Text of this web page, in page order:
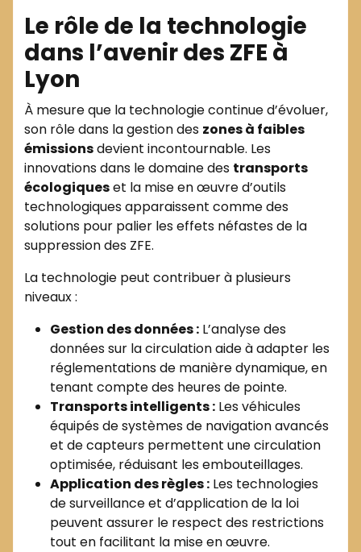
Le rôle de la technologie
dans l’avenir des ZFE à
Lyon
À mesure que la technologie continue d’évoluer,
son rôle dans la gestion des zones à faibles
émissionsdevient incontournable. Les
innovations dans le domaine des transports
écologiqueset la mise en œuvre d’outils
technologiques apparaissent comme des
solutions pour palier les effets néfastes de la
suppression des ZFE.
La technologie peut contribuer à plusieurs
niveaux :
Gestion des données : L’analyse des
données sur la circulation aide à adapter les
réglementations de manière dynamique, en
tenant compte des heures de pointe.
Transports intelligents : Les véhicules
équipés de systèmes de navigation avancés
et de capteurs permettent une circulation
optimisée, réduisant les embouteillages.
Application des règles : Les technologies
de surveillance et d’application de la loi
peuvent assurer le respect des restrictions
tout en facilitant la mise en œuvre.